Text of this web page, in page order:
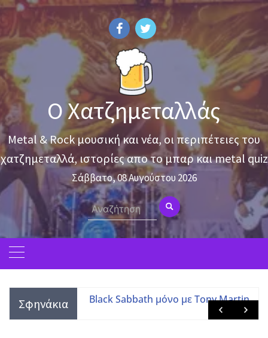
Skip
content
Ο Χατζημεταλλάς
Metal & Rock μουσική και νέα, οι περιπέτειες του
χατζημεταλλά, ιστορίες απο το μπαρ και metal quiz
Σάββατο, 08 Αυγούστου 2026
Search
for:
Σφηνάκια
με τις
μελών
Black Sabbath μόνο με Tony Martin